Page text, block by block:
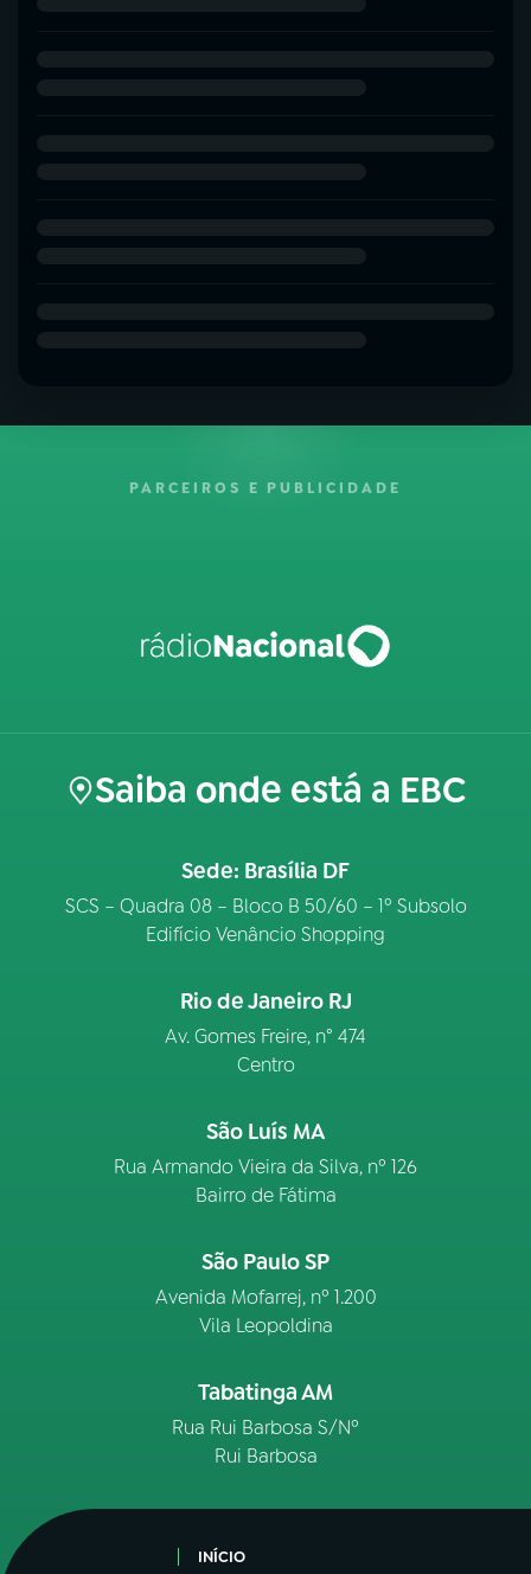
PARCEIROS E PUBLICIDADE
Saiba onde está a EBC
Sede: Brasília DF
SCS – Quadra 08 – Bloco B 50/60 – 1º Subsolo
Edifício Venâncio Shopping
Rio de Janeiro RJ
Av. Gomes Freire, n° 474
Centro
São Luís MA
Rua Armando Vieira da Silva, nº 126
Bairro de Fátima
São Paulo SP
Avenida Mofarrej, nº 1.200
Vila Leopoldina
Tabatinga AM
Rua Rui Barbosa S/Nº
Rui Barbosa
INÍCIO